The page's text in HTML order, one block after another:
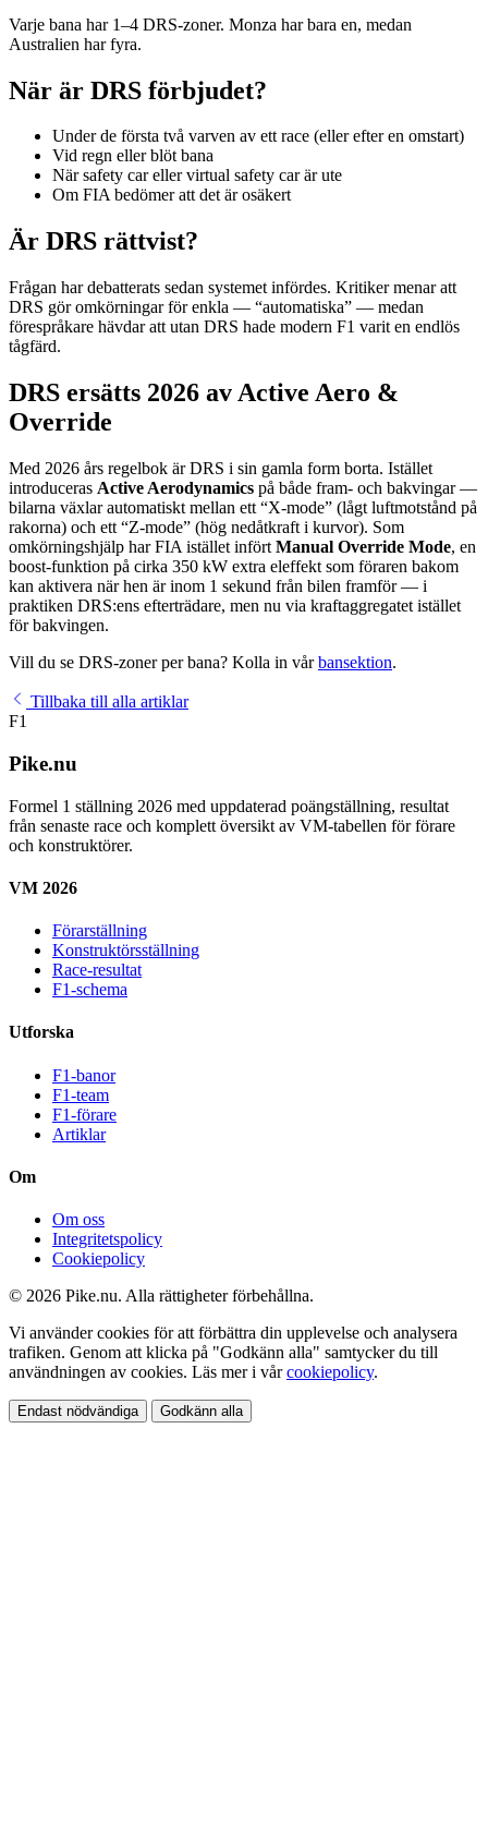
Varje bana har 1–4 DRS-zoner. Monza har bara en, medan
Australien har fyra.
När är DRS förbjudet?
Under de första två varven av ett race (eller efter en omstart)
Vid regn eller blöt bana
När safety car eller virtual safety car är ute
Om FIA bedömer att det är osäkert
Är DRS rättvist?
Frågan har debatterats sedan systemet infördes. Kritiker menar att
DRS gör omkörningar för enkla — “automatiska” — medan
förespråkare hävdar att utan DRS hade modern F1 varit en endlös
tågfärd.
DRS ersätts 2026 av Active Aero &
Override
Med 2026 års regelbok är DRS i sin gamla form borta. Istället
introduceras Active Aerodynamics på både fram- och bakvingar —
bilarna växlar automatiskt mellan ett “X-mode” (lågt luftmotstånd på
rakorna) och ett “Z-mode” (hög nedåtkraft i kurvor). Som
omkörningshjälp har FIA istället infört Manual Override Mode, en
boost-funktion på cirka 350 kW extra eleffekt som föraren bakom
kan aktivera när hen är inom 1 sekund från bilen framför — i
praktiken DRS:ens efterträdare, men nu via kraftaggregatet istället
för bakvingen.
Vill du se DRS-zoner per bana? Kolla in vårbansektion.
Tillbaka till alla artiklar
F1
Pike.nu
Formel 1 ställning 2026 med uppdaterad poängställning, resultat
från senaste race och komplett översikt av VM-tabellen för förare
och konstruktörer.
VM 2026
Förarställning
Konstruktörsställning
Race-resultat
F1-schema
Utforska
F1-banor
F1-team
F1-förare
Artiklar
Om
Om oss
Integritetspolicy
Cookiepolicy
© 2026 Pike.nu. Alla rättigheter förbehållna.
Vi använder cookies för att förbättra din upplevelse och analysera
trafiken. Genom att klicka på "Godkänn alla" samtycker du till
användningen av cookies. Läs mer i vårcookiepolicy.
Endast nödvändiga Godkänn alla